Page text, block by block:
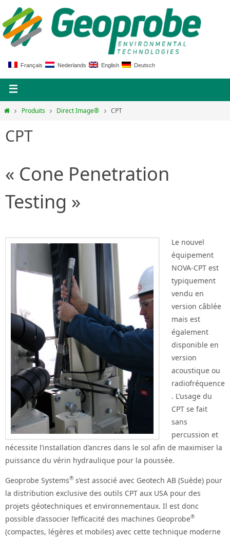
Français Nederlands English Deutsch
Produits Direct Image® CPT
CPT
« Cone Penetration
Testing »
Le nouvel
équipement
NOVA-CPT est
typiquement
vendu en
version câblée
mais est
également
disponible en
version
acoustique ou
radiofréquence
. L’usage du
CPT se fait
sans
percussion et
nécessite l’installation d’ancres dans le sol afin de maximiser la
puissance du vérin hydraulique pour la poussée.
Geoprobe Systems® s’est associé avec Geotech AB (Suède) pour
la distribution exclusive des outils CPT aux USA pour des
projets géotechniques et environnementaux. Il est donc
possible d’associer l’efficacité des machines Geoprobe®
(compactes, légères et mobiles) avec cette technique moderne